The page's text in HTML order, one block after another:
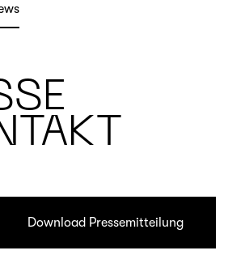
Download Pressemitteilung